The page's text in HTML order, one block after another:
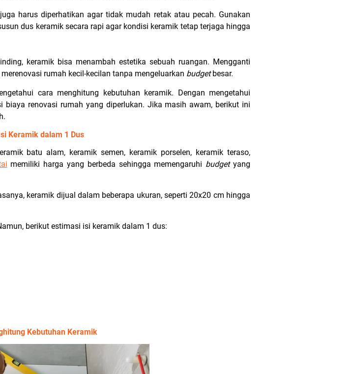
harus diperhatikan agar tidak mudah retak atau pecah. Gunakan
dus keramik secara rapi agar kondisi keramik tetap terjaga hingga
keramik bisa menambah estetika sebuah ruangan. Mengganti
rumah kecil-kecilan tanpa mengeluarkan budgetbesar.
cara menghitung kebutuhan keramik. Dengan mengetahui
biaya renovasi rumah yang diperlukan. Jika masih awam, berikut ini
Keramik dalam 1 Dus
batu alam, keramik semen, keramik porselen, keramik teraso,
memiliki harga yang berbeda sehingga memengaruhi budgetyang
keramik dijual dalam beberapa ukuran, seperti 20x20 cm hingga
berikut estimasi isi keramik dalam 1 dus:
Kebutuhan Keramik